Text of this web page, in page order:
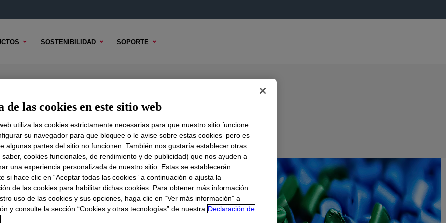
SOSTENIBILIDAD SOPORTE
Modifier
TÉCNICO OPCIONES DE MUESTRA OPCIONES DE COMPRA
de las cookies en este sitio web
utiliza las cookies estrictamente necesarias para que nuestro sitio funcione.
su navegador para que bloquee o le avise sobre estas cookies, pero es
algunas partes del sitio no funcionen. También nos gustaría establecer otras
saber, cookies funcionales, de rendimiento y de publicidad) que nos ayuden a
una experiencia personalizada de nuestro sitio. Estas se establecerán
si hace clic en “Aceptar todas las cookies” a continuación o ajusta la
de las cookies para habilitar dichas cookies. Para obtener más información
uso de las cookies y sus opciones, haga clic en “Ver más información” a
y consulte la sección “Cookies y otras tecnologías” de nuestra Declaración de